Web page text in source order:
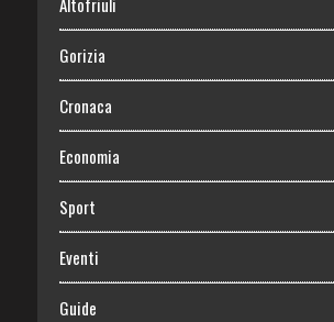
Gorizia
Cronaca
Economia
Sport
Eventi
Guide